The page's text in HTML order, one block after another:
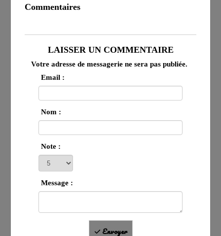
Commentaires
LAISSER UN COMMENTAIRE
Votre adresse de messagerie ne sera pas publiée.
Email :
Nom :
Note :
Message :
Envoyer